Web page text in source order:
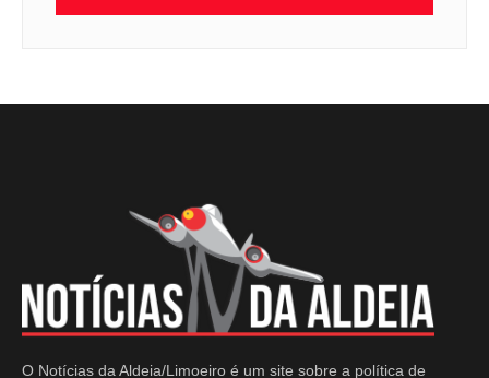
O Notícias da Aldeia/Limoeiro é um site sobre a política de